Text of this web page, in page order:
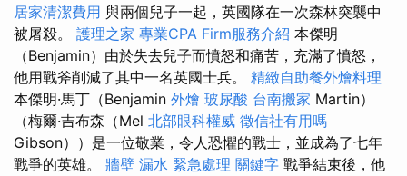
居家清潔費用 與兩個兒子一起，英國隊在一次森林突襲中
被屠殺。 護理之家 專業CPA Firm服務介紹 本傑明
（Benjamin）由於失去兒子而憤怒和痛苦，充滿了憤怒，
他用戰斧削減了其中一名英國士兵。 精緻自助餐外燴料理
本傑明·馬丁（Benjamin 外燴 玻尿酸 台南搬家 Martin）
（梅爾·吉布森（Mel 北部眼科權威 徵信社有用嗎
Gibson））是一位敬業，令人恐懼的戰士，並成為了七年
戰爭的英雄。 牆壁 漏水 緊急處理 關鍵字 戰爭結束後，他